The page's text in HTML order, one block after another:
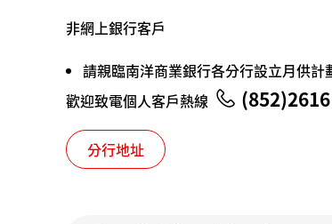
非網上銀行客戶
請親臨南洋商業銀行各分行設立月供計
歡迎致電個人客戶熱線
分行地址